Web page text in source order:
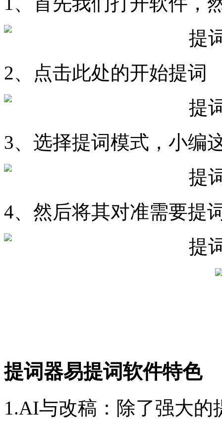
2、点击此处的开始提词
3、选择提词模式，小编
4、然后将其对准需要提
提词器易提词软件特色
1.AI与改稿：除了强大